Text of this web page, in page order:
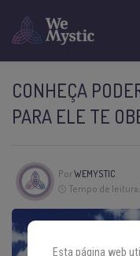
CONHEÇA
PARA ELE TE
PorWEMYSTIC
Tempo de leitura:
Esta página web